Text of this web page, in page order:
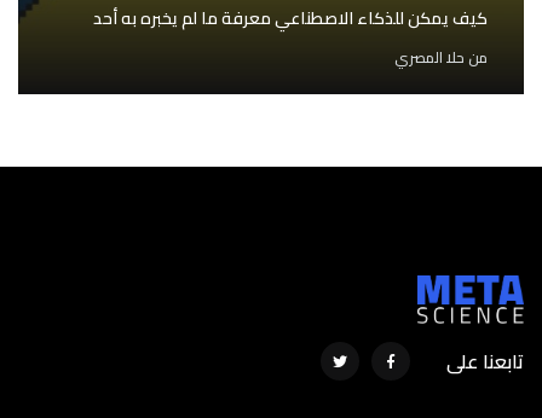
كيف يمكن للذكاء الاصطناعي معرفة ما لم يخبره به أحد
من حلا المصري
تابعنا على